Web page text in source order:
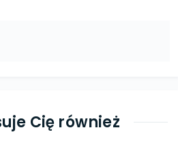
Cię również